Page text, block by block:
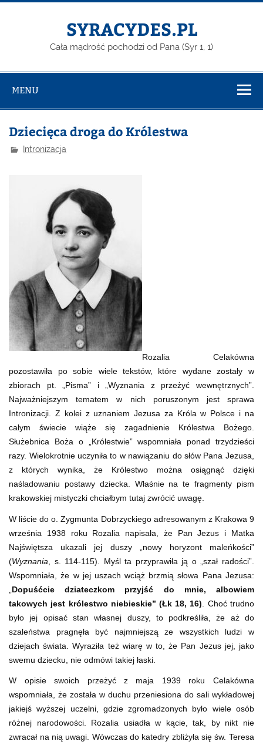
Skip
SYRACYDES.PL
Cała mądrość pochodzi od Pana (Syr 1, 1)
MENU
Dziecięca droga do Królestwa
Intronizacja
Rozalia Celakówna
pozostawiła po sobie wiele tekstów, które wydane zostały w
zbiorach pt. „Pisma” i „Wyznania z przeżyć wewnętrznych”.
Najważniejszym tematem w nich poruszonym jest sprawa
Intronizacji. Z kolei z uznaniem Jezusa za Króla w Polsce i na
całym świecie wiąże się zagadnienie Królestwa Bożego.
Służebnica Boża o „Królestwie” wspomniała ponad trzydzieści
razy. Wielokrotnie uczyniła to w nawiązaniu do słów Pana Jezusa,
z których wynika, że Królestwo można osiągnąć dzięki
naśladowaniu postawy dziecka. Właśnie na te fragmenty pism
krakowskiej mistyczki chciałbym tutaj zwrócić uwagę.
W liście do o. Zygmunta Dobrzyckiego adresowanym z Krakowa 9
września 1938 roku Rozalia napisała, że Pan Jezus i Matka
Najświętsza ukazali jej duszy „nowy horyzont maleńkości”
(Wyznania , s. 114-115). Myśl ta przyprawiła ją o „szał radości”.
Wspomniała, że w jej uszach wciąż brzmią słowa Pana Jezusa:
Dopuśćcie dziateczkom przyjść do mnie, albowiem
takowych jest królestwo niebieskie” (Łk 18, 16) . Choć trudno
było jej opisać stan własnej duszy, to podkreśliła, że aż do
szaleństwa pragnęła być najmniejszą ze wszystkich ludzi w
dziejach świata. Wyraziła też wiarę w to, że Pan Jezus jej, jako
swemu dziecku, nie odmówi takiej łaski.
W opisie swoich przeżyć z maja 1939 roku Celakówna
wspomniała, że została w duchu przeniesiona do sali wykładowej
jakiejś wyższej uczelni, gdzie zgromadzonych było wiele osób
różnej narodowości. Rozalia usiadła w kącie, tak, by nikt nie
zwracał na nią uwagi. Wówczas do katedry zbliżyła się św. Teresa